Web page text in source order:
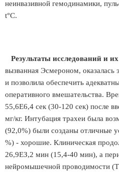
неинвазивной гемодинамики,
t°C.
Результаты исследований и
вызванная Эсмероном, оказалась
и позволила обеспечить
оперативного вмешательства.
55,6Е6,4 сек (30-120 сек) после
мг/кг. Интубация трахеи была
(92,0%) были созданы отличные
%) - хорошие. Клиническая
26,9ЕЗ,2 мин (15,4-40 мин), а
нейромышечной проводимости